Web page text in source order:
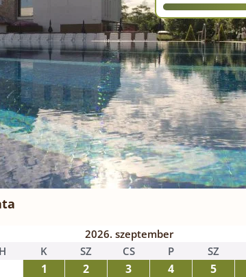
2026. szeptember
H
K SZ CS P SZ
1 2 3 4
5